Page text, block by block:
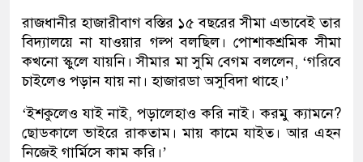
রাজধানীর হাজারীবাগ বস্তির ১৫ বছরের সীমা এভাবেই তার
বিদ্যালয়ে না যাওয়ার গল্প বলছিল। পোশাকশ্রমিক সীমা
কখনো স্কুলে যায়নি। সীমার মা সুমি বেগম বললেন, ‘গরিবে
চাইলেও পড়ান যায় না। হাজারডা অসুবিদা থাহে।’
‘ইশকুলেও যাই নাই, পড়ালেহাও করি নাই। করমু ক্যামনে?
ছোডকালে ভাইরে রাকতাম। মায় কামে যাইত। আর এহন
নিজেই গার্মিসে কাম করি।’